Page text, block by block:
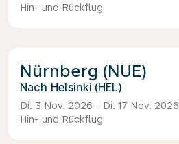
Hin- und Rückflug
Nürnberg (NUE)
Helsinki (HEL)
Di. 3 Nov. 2026 - Di. 17 Nov. 2026
Hin- und Rückflug